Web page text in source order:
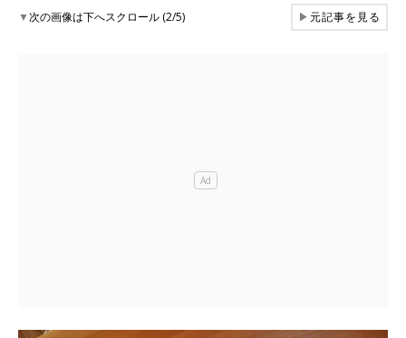
▼次の画像は下へスクロール (2/5) ▶元記事を見る